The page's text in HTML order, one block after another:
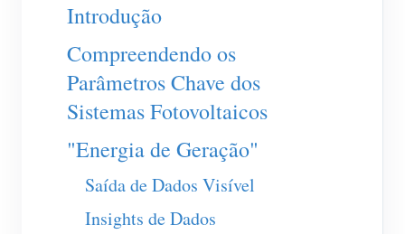
Trifásico Medidor de energia Wi-Fi (WEM3050T)
Controlador de potência WiFi
Carregador EV
Introdução
Compreendendo os
Parâmetros Chave dos
Sistemas Fotovoltaicos
"Energia de Geração"
Saída de Dados Visível
Insights de Dados